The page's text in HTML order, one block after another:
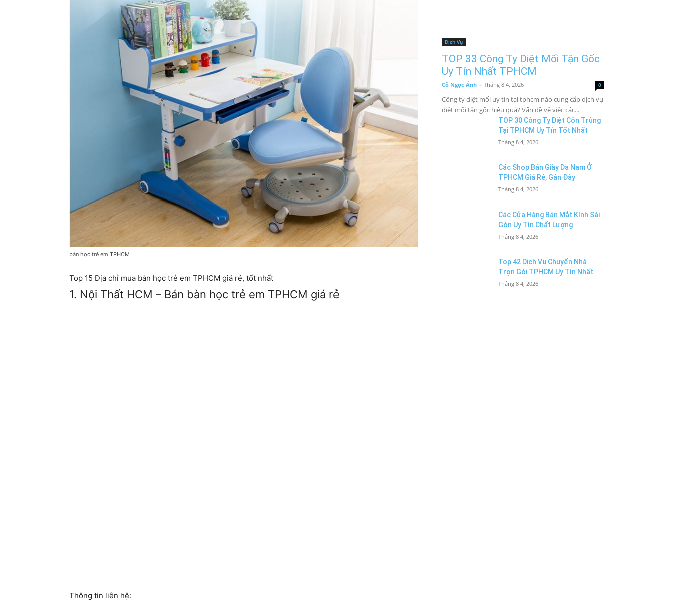
bàn học trẻ em TPHCM
Top 15 Địa chỉ mua bàn học trẻ em TPHCM giá rẻ, tốt nhất
1. Nội Thất HCM – Bán bàn học trẻ em TPHCM giá rẻ
Thông tin liên hệ:
Dịch Vụ
TOP 33 Công Ty Diệt Mối Tận Gốc
Uy Tín Nhất TPHCM
Cô Ngọc Ánh - Tháng 8 4, 2026 0
Công ty diệt mối uy tín tại tphcm nào cung cấp dịch vụ
diệt mối tận gốc hiệu quả? Vấn đề về việc các...
TOP 30 Công Ty Diệt Côn Trùng
Tại TPHCM Uy Tín Tốt Nhất
Tháng 8 4, 2026
Các Shop Bán Giày Da Nam Ở
TPHCM Giá Rẻ, Gần Đây
Tháng 8 4, 2026
Các Cửa Hàng Bán Mắt Kính Sài
Gòn Uy Tín Chất Lượng
Tháng 8 4, 2026
Top 42 Dịch Vụ Chuyển Nhà
Trọn Gói TPHCM Uy Tín Nhất
Tháng 8 4, 2026